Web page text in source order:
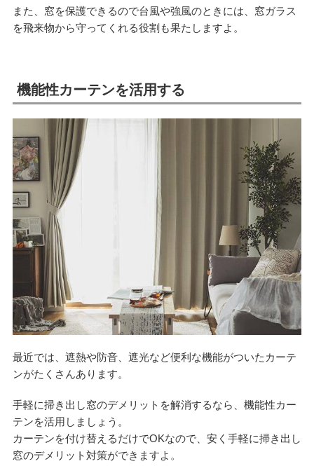
また、窓を保護できるので台風や強風のときには、窓ガラス
を飛来物から守ってくれる役割も果たしますよ。
機能性カーテンを活用する
最近では、遮熱や防音、遮光など便利な機能がついたカーテ
ンがたくさんあります。
手軽に掃き出し窓のデメリットを解消するなら、機能性カー
テンを活用しましょう。
カーテンを付け替えるだけでOKなので、安く手軽に掃き出し
窓のデメリット対策ができますよ。